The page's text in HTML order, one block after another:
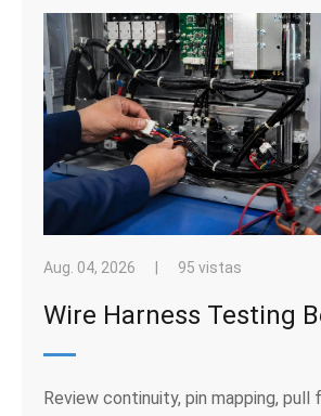
Aug. 04, 2026 95 vistas
Review continuity, pin mapping, pull